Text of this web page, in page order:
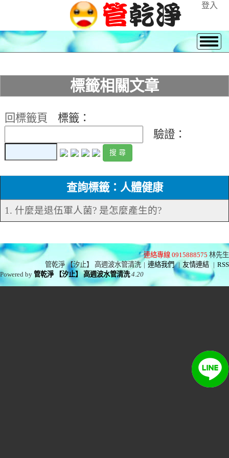
登入
標籤相關文章
回標籤頁
標籤：
驗證：
查詢標籤：人體健康
1. 什麼是退伍軍人菌? 是怎麼產生的?
連絡專線 0915888575 林先生
管乾淨 【汐止】 高週波水管清洗 | 連絡我們 | 友情連結 | RSS
Powered by管乾淨 【汐止】 高週波水管清洗 4.20